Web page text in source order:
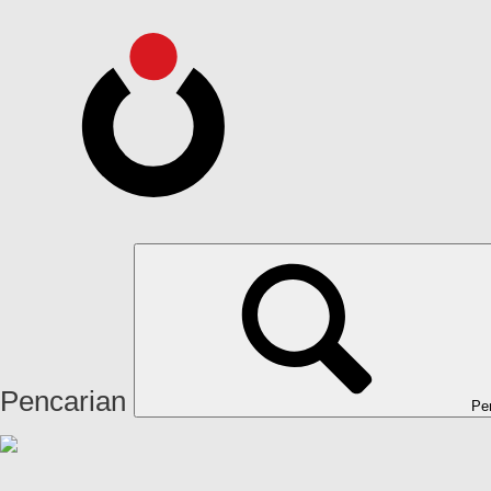
Pencarian